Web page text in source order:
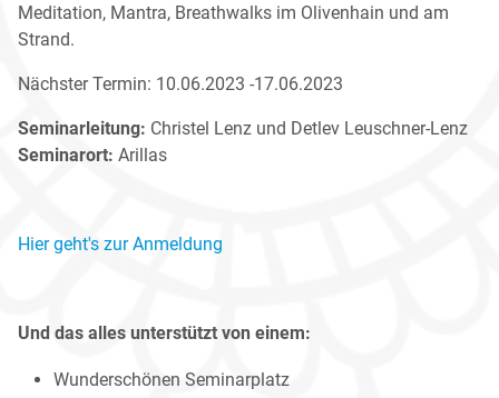
Meditation, Mantra, Breathwalks im Olivenhain und am
Strand.
Nächster Termin: 10.06.2023 -17.06.2023
Seminarleitung: Christel Lenz und Detlev Leuschner-Lenz
Seminarort: Arillas
Hier geht's zur Anmeldung
Und das alles unterstützt von einem:
Wunderschönen Seminarplatz